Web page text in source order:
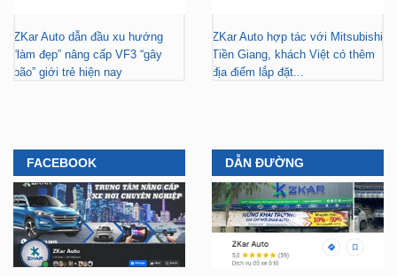
ZKar Auto dẫn đầu xu hướng
“làm đẹp” nâng cấp VF3 “gây
bão” giới trẻ hiện nay
ZKar Auto hợp tác với Mitsubishi
Tiền Giang, khách Việt có thêm
địa điểm lắp đặt...
FACEBOOK DẪN ĐƯỜNG